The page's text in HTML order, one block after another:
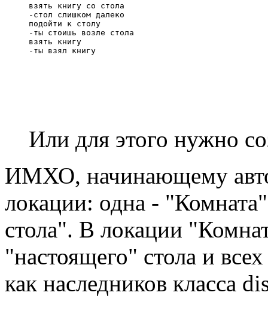
взять книгу со стола
-стол слишком далеко
подойти к столу
-ты стоишь возле стола
взять книгу
-ты взял книгу
Или для этого нужно
ИМХО, начинающему
локации: одна -
стола". В локации
"настоящего" стола и
как наследников класса